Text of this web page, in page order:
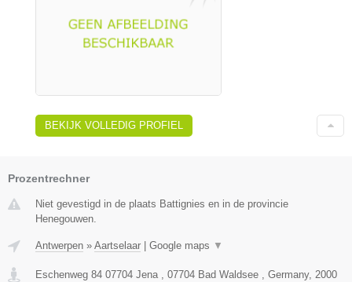
BEKIJK VOLLEDIG PROFIEL
Prozentrechner
Niet gevestigd in de plaats Battignies en in de provincie
Henegouwen.
Antwerpen » Aartselaar Google maps ▼
Eschenweg 84 07704 Jena , 07704 Bad Waldsee , Germany, 2000